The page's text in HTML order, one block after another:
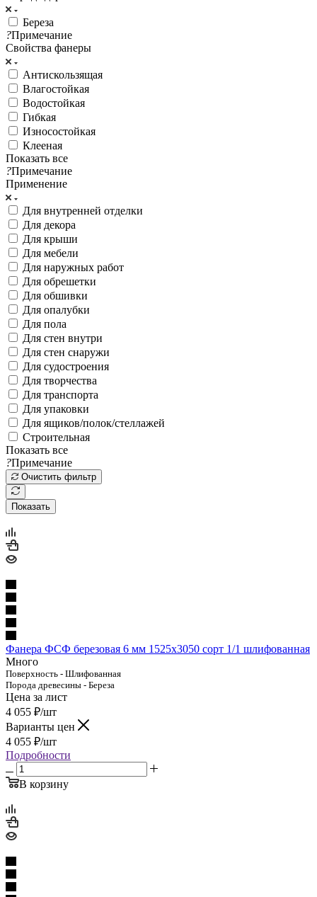
Береза
?Примечание
Свойства фанеры
Антискользящая
Влагостойкая
Водостойкая
Гибкая
Износостойкая
Клееная
Показать все
?Примечание
Применение
Для внутренней отделки
Для декора
Для крыши
Для мебели
Для наружных работ
Для обрешетки
Для обшивки
Для опалубки
Для пола
Для стен внутри
Для стен снаружи
Для судостроения
Для творчества
Для транспорта
Для упаковки
Для ящиков/полок/стеллажей
Строительная
Показать все
?Примечание
Очистить фильтр
Показать
Фанера ФСФ березовая 6 мм 1525х3050 сорт 1/1 шлифованная
Много
Поверхность - Шлифованная
Порода древесины - Береза
Цена за лист
4 055 ₽/шт
Варианты цен
4 055 ₽/шт
Подробности
В корзину